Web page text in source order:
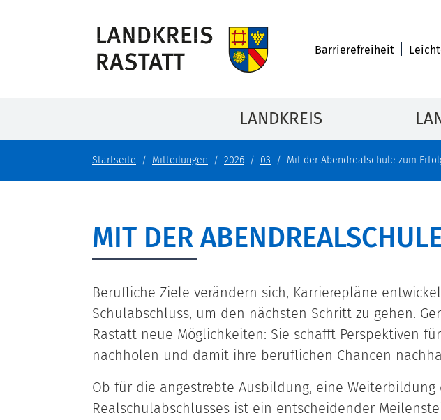
Barrierefreiheit
LANDKREIS
Startseite Mitteilungen 2026 03 Mit der Abendrealschule zum
MIT DER
Berufliche Ziele verändern sich, Karrierepläne
Schulabschluss, um den nächsten Schritt zu gehen.
Rastatt neue Möglichkeiten: Sie schafft Perspektiven
nachholen und damit ihre beruflichen Chancen
Ob für die angestrebte Ausbildung, eine
Realschulabschlusses ist ein entscheidender